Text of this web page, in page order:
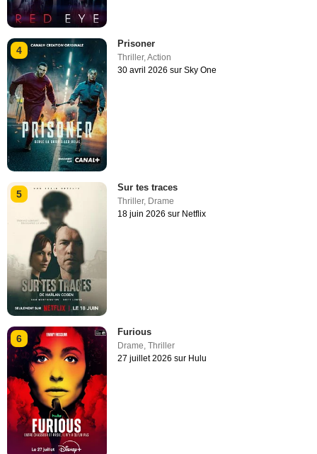
4
Prisoner
Thriller,Action
30 avril 2026 sur Sky One
5
Sur tes traces
Thriller, Drame
18 juin 2026 sur Netflix
6
Furious
Drame ,Thriller
27 juillet 2026 sur Hulu